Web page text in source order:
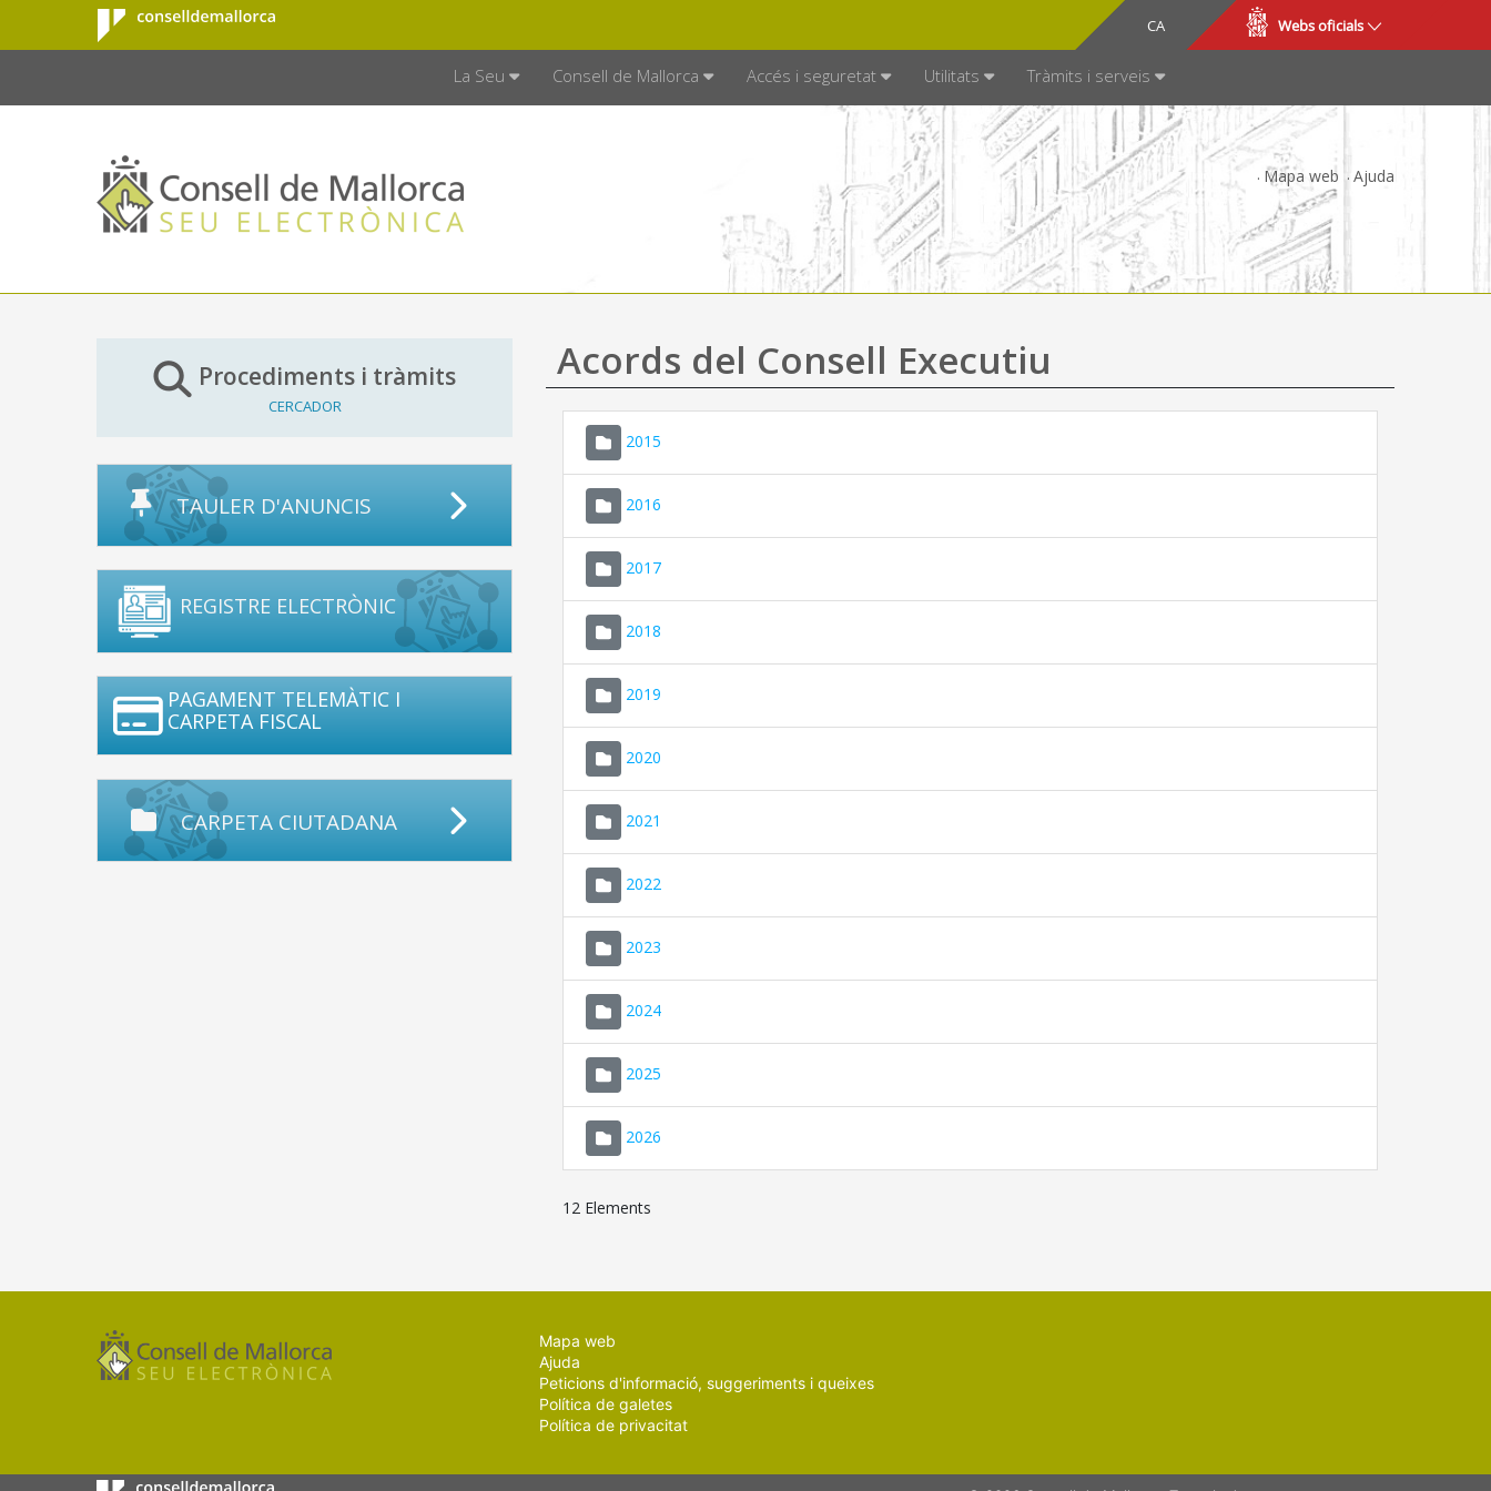
Salta al contingut principal
Consell de
Mallorca
CA
ES Webs oficials
La Seu Consell de Mallorca Accés i seguretat Utilitats Tràmits i serveis
Mapa web Ajuda
Procediments i tràmits
CERCADOR
TAULER D'ANUNCIS
REGISTRE ELECTRÒNIC
PAGAMENT TELEMÀTIC I
CARPETA FISCAL
CARPETA CIUTADANA
Acords del Consell Executiu
2015
2016
2017
2018
2019
2020
2021
2022
2023
2024
2025
2026
12 Elements
Mapa web
Ajuda
Peticions d'informació, suggeriments i queixes
Política de galetes
Política de privacitat